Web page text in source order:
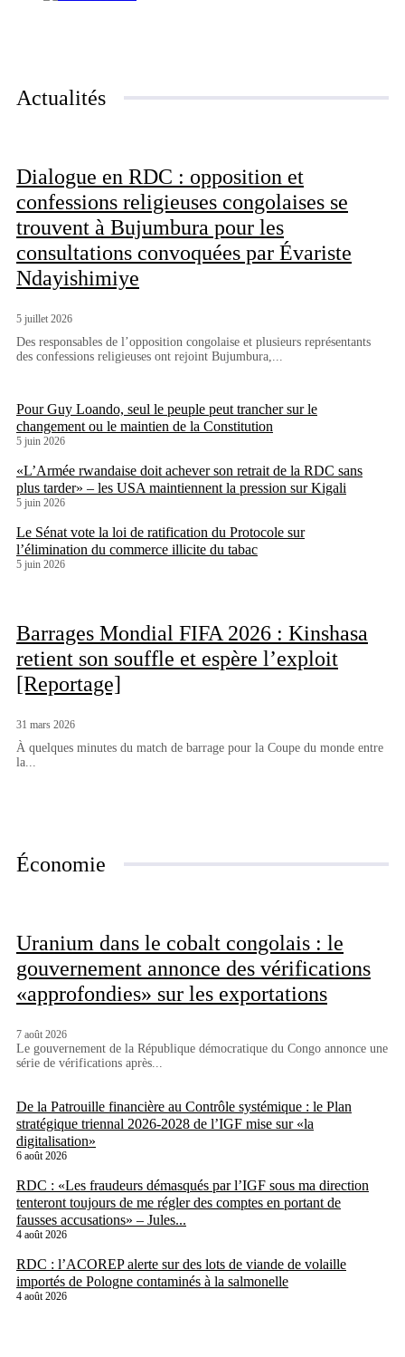
Actualités
Dialogue en RDC : opposition et
confessions religieuses congolaises se
trouvent à Bujumbura pour les
consultations convoquées par Évariste
Ndayishimiye
5 juillet 2026
Des responsables de l’opposition congolaise et plusieurs représentants
des confessions religieuses ont rejoint Bujumbura,...
Pour Guy Loando, seul le peuple peut trancher sur le
changement ou le maintien de la Constitution
5 juin 2026
«L’Armée rwandaise doit achever son retrait de la RDC sans
plus tarder» – les USA maintiennent la pression sur Kigali
5 juin 2026
Le Sénat vote la loi de ratification du Protocole sur
l’élimination du commerce illicite du tabac
5 juin 2026
Barrages Mondial FIFA 2026 : Kinshasa
retient son souffle et espère l’exploit
[Reportage]
31 mars 2026
À quelques minutes du match de barrage pour la Coupe du monde entre
la...
Économie
Uranium dans le cobalt congolais : le
gouvernement annonce des vérifications
«approfondies» sur les exportations
7 août 2026
Le gouvernement de la République démocratique du Congo annonce une
série de vérifications après...
De la Patrouille financière au Contrôle systémique : le Plan
stratégique triennal 2026-2028 de l’IGF mise sur «la
digitalisation»
6 août 2026
RDC : «Les fraudeurs démasqués par l’IGF sous ma direction
tenteront toujours de me régler des comptes en portant de
fausses accusations» – Jules...
4 août 2026
RDC : l’ACOREP alerte sur des lots de viande de volaille
importés de Pologne contaminés à la salmonelle
4 août 2026